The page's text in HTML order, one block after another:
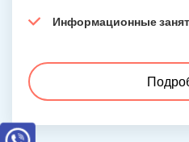
Информационные